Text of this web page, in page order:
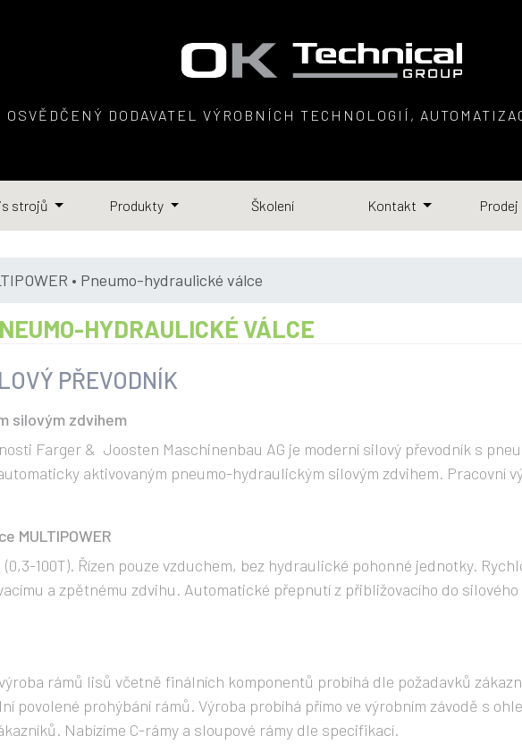
OSVĚDČENÝ DODAVATEL VÝROBNÍCH TECHNOLOGIÍ,
strojů Produkty Školení Kontakt
• Pneumo-hydraulické válce
HYDRAULICKÉ VÁLCE
PŘEVODNÍK
silovým zdvihem
Farger & Joosten Maschinenbau AG je moderní silový převodník s
aktivovaným pneumo-hydraulickým silovým zdvihem. Pracovní
MULTIPOWER
(0,3-100T). Řízen pouze vzduchem, bez hydraulické pohonné jednotky.
a zpětnému zdvihu. Automatické přepnutí z přibližovacího do
rámů lisů včetně finálních komponentů probíhá dle požadavků
povolené prohýbání rámů. Výroba probíhá přímo ve výrobním závodě s
Nabízíme C-rámy a sloupové rámy dle specifikací.